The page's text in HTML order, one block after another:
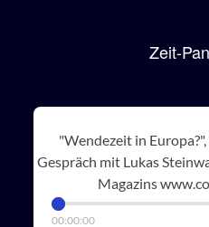
Zeit-
"Wendezeit in
Gespräch mit Lukas
Magazins
00:00:00